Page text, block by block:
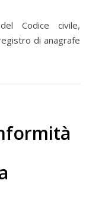
Codice civile,
di anagrafe